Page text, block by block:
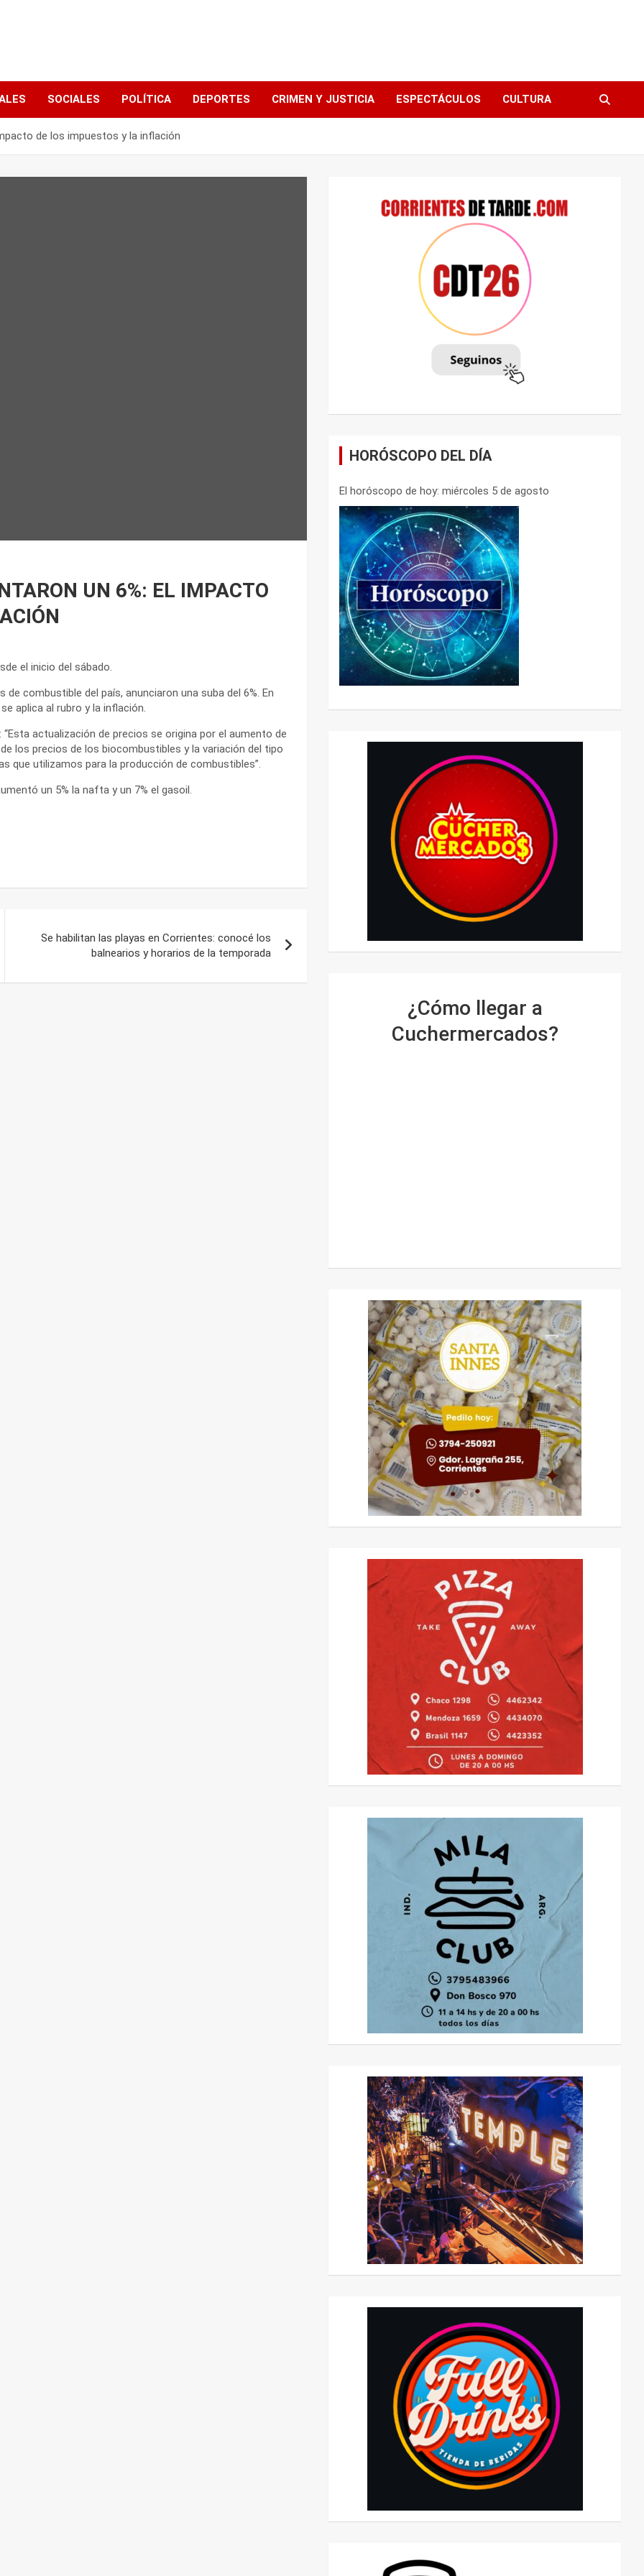
SOCIALES POLÍTICA DEPORTES CRIMEN Y JUSTICIA ESPECTÁCULOS CULTURA
de los impuestos y la inflación
UN 6%: EL IMPACTO
el inicio del sábado.
combustible del país, anunciaron una suba del 6%. En
aplica al rubro y la inflación.
actualización de precios se origina por el aumento de
los precios de los biocombustibles y la variación del tipo
que utilizamos para la producción de combustibles”.
un 5% la nafta y un 7% el gasoil.
Se habilitan las playas en Corrientes: conocé los
balnearios y horarios de la temporada
HORÓSCOPO DEL DÍA
El horóscopo de hoy: miércoles 5 de agosto
¿Cómo llegar a
Cuchermercados?